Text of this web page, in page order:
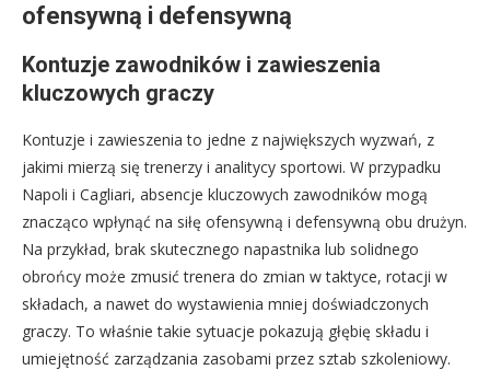
ofensywną i defensywną
Kontuzje zawodników i zawieszenia
kluczowych graczy
Kontuzje i zawieszenia to jedne z największych wyzwań, z
jakimi mierzą się trenerzy i analitycy sportowi. W przypadku
Napoli i Cagliari, absencje kluczowych zawodników mogą
znacząco wpłynąć na siłę ofensywną i defensywną obu drużyn.
Na przykład, brak skutecznego napastnika lub solidnego
obrońcy może zmusić trenera do zmian w taktyce, rotacji w
składach, a nawet do wystawienia mniej doświadczonych
graczy. To właśnie takie sytuacje pokazują głębię składu i
umiejętność zarządzania zasobami przez sztab szkoleniowy.